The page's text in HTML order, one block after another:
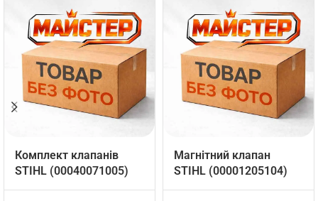
Комплект клапанів
STIHL (00040071005)
Магнітний клапан
STIHL (00001205104)